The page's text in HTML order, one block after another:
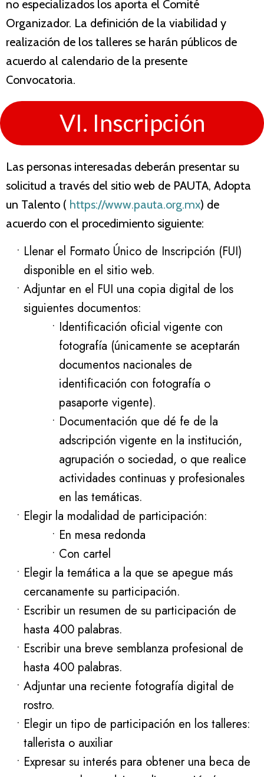
no especializados los aporta el Comité
Organizador. La definición de la viabilidad y
realización de los talleres se harán públicos de
acuerdo al calendario de la presente
Convocatoria.
VI. Inscripción
Las personas interesadas deberán presentar su
solicitud a través del sitio web de PAUTA, Adopta
un Talento ( https://www.pauta.org.mx) de
acuerdo con el procedimiento siguiente:
Llenar el Formato Único de Inscripción (FUI)
disponible en el sitio web.
Adjuntar en el FUI una copia digital de los
siguientes documentos:
Identificación oficial vigente con
fotografía (únicamente se aceptarán
documentos nacionales de
identificación con fotografía o
pasaporte vigente).
Documentación que dé fe de la
adscripción vigente en la institución,
agrupación o sociedad, o que realice
actividades continuas y profesionales
en las temáticas.
Elegir la modalidad de participación:
En mesa redonda
Con cartel
Elegir la temática a la que se apegue más
cercanamente su participación.
Escribir un resumen de su participación de
hasta 400 palabras.
Escribir una breve semblanza profesional de
hasta 400 palabras.
Adjuntar una reciente fotografía digital de
rostro.
Elegir un tipo de participación en los talleres:
tallerista o auxiliar
Expresar su interés para obtener una beca de